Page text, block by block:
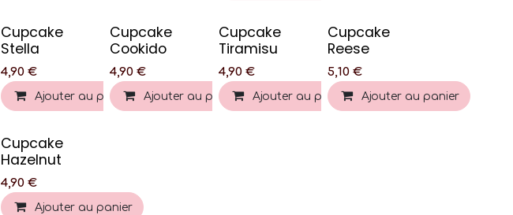
Cupcake
Stella
4,90 €
Ajouter au panier
Cupcake
Cookido
4,90 €
Ajouter au panier
Cupcake
Tiramisu
4,90 €
Ajouter au panier
Cupcake
Reese
5,10 €
Ajouter au panier
Cupcake
Hazelnut
4,90 €
Ajouter au panier